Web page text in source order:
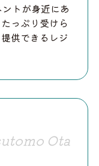
トが身近にあ
っぷり受けら
供できるレジ
Ota